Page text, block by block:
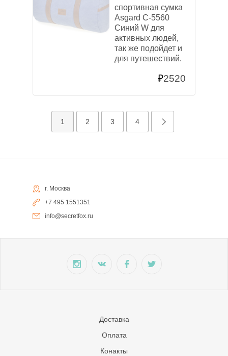
спортивная сумка
Asgard С-5560
Синий W для
активных людей,
так же подойдет и
для путешествий.
₽2520
1 2 3 4
г. Москва
+7 495 1551351
info@secretfox.ru
Доставка
Оплата
Конакты